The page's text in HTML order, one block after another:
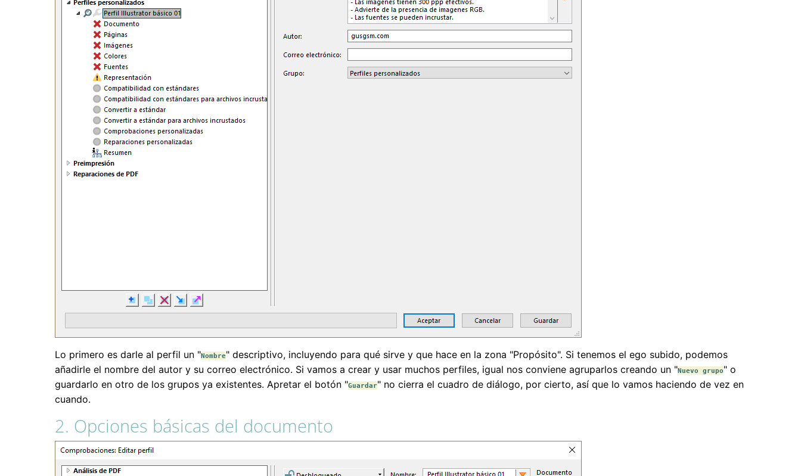
Lo primero es darle al perfil un "Nombre" descriptivo, incluyendo para qué sirve y que hace en la zona "Propósito". Si tenemos el ego subido, podemos
añadirle el nombre del autor y su correo electrónico. Si vamos a crear y usar muchos perfiles, igual nos conviene agruparlos creando un "Nuevo grupo" o
guardarlo en otro de los grupos ya existentes. Apretar el botón "Guardar" no cierra el cuadro de diálogo, por cierto, así que lo vamos haciendo de vez en
cuando.
2. Opciones básicas del documento